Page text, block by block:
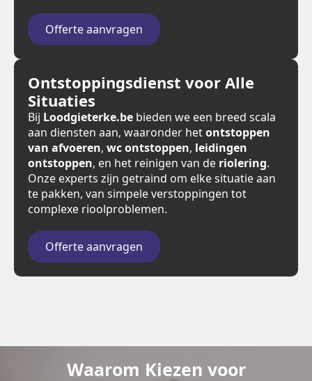
Offerte aanvragen
Ontstoppingsdienst voor Alle
Situaties
Bij Loodgieterke.be bieden we een breed scala
aan diensten aan, waaronder hetontstoppen
van afvoeren, wc ontstoppen, leidingen
ontstoppen, en het reinigen van de riolering.
Onze experts zijn getraind om elke situatie aan
te pakken, van simpele verstoppingen tot
complexe rioolproblemen.
Offerte aanvragen
Waarom Kiezen voor